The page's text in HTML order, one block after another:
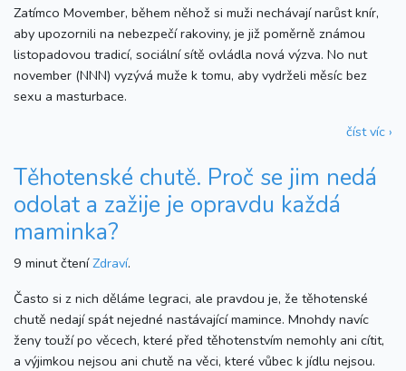
Zatímco Movember, během něhož si muži nechávají narůst knír,
aby upozornili na nebezpečí rakoviny, je již poměrně známou
listopadovou tradicí, sociální sítě ovládla nová výzva. No nut
november (NNN) vyzývá muže k tomu, aby vydrželi měsíc bez
sexu a masturbace.
číst víc ›
Těhotenské chutě. Proč se jim nedá
odolat a zažije je opravdu každá
maminka?
9 minut čtení Zdraví.
Často si z nich děláme legraci, ale pravdou je, že těhotenské
chutě nedají spát nejedné nastávající mamince. Mnohdy navíc
ženy touží po věcech, které před těhotenstvím nemohly ani cítit,
a výjimkou nejsou ani chutě na věci, které vůbec k jídlu nejsou.